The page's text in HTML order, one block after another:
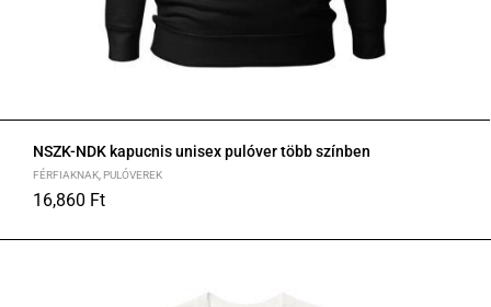
NSZK-NDK kapucnis unisex pulóver több színben
FÉRFIAKNAK PULÓVEREK
16,860 Ft